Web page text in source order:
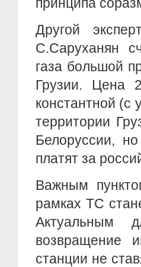
Другой
С.Саруханян
газа большой
Грузии. Цена
константной (с
территории
Белоруссии,
платят за
Важным
рамках ТС
Актуальным
возвращение
станции не